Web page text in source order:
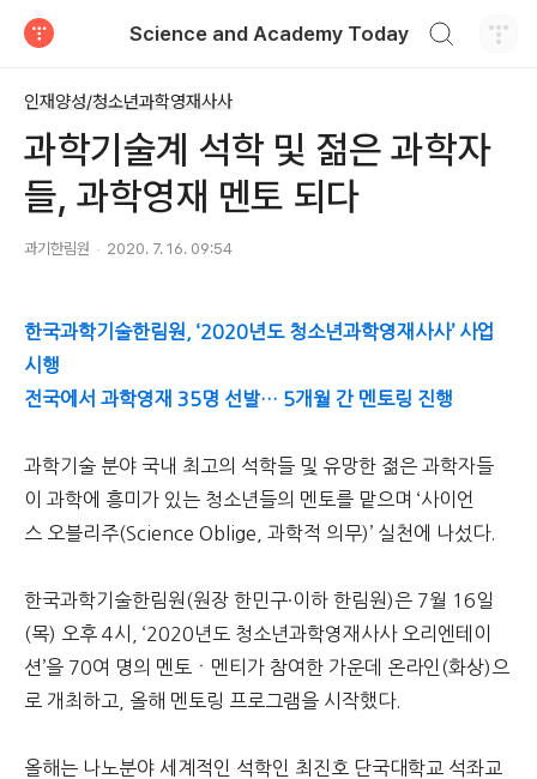
Science and Academy Today
인재양성/청소년과학영재사사
과학기술계 석학 및 젊은 과학자
들, 과학영재 멘토 되다
과기한림원 2020. 7. 16. 09:54
한국과학기술한림원, ‘2020년도 청소년과학영재사사’ 사업
시행
전국에서 과학영재 35명 선발… 5개월 간 멘토링 진행
과학기술 분야 국내 최고의 석학들 및 유망한 젊은 과학자들
이 과학에 흥미가 있는 청소년들의 멘토를 맡으며 ‘사이언
스 오블리주(Science Oblige, 과학적 의무)’ 실천에 나섰다.
한국과학기술한림원(원장 한민구·이하 한림원)은 7월 16일
(목) 오후 4시, ‘2020년도 청소년과학영재사사 오리엔테이
션’을 70여 명의 멘토ㆍ멘티가 참여한 가운데 온라인(화상)으
로 개최하고, 올해 멘토링 프로그램을 시작했다.
올해는 나노분야 세계적인 석학인 최진호 단국대학교 석좌교